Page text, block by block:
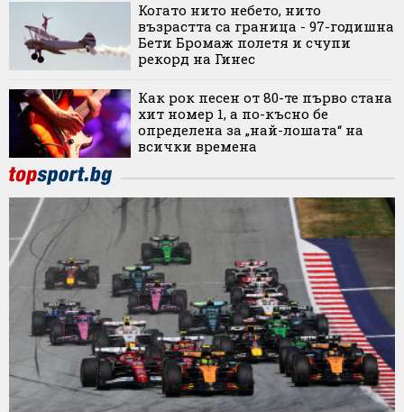
Когато нито небето, нито
възрастта са граница - 97-годишна
Бети Бромаж полетя и счупи
рекорд на Гинес
Как рок песен от 80-те първо стана
хит номер 1, а по-късно бе
определена за „най-лошата“ на
всички времена